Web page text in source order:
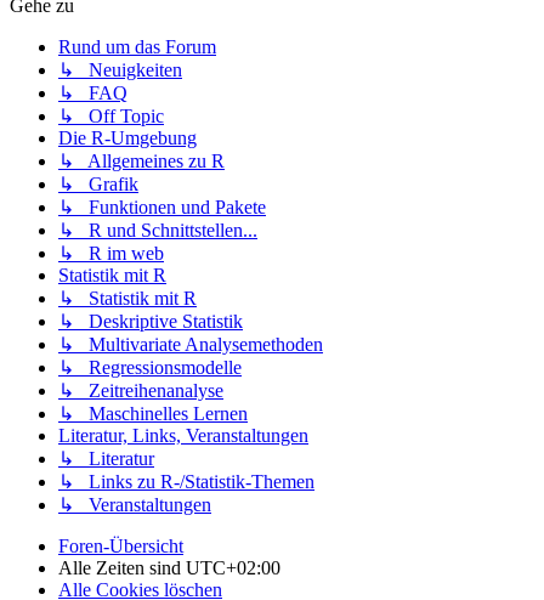
Gehe zu
Rund um das Forum
↳ Neuigkeiten
↳ FAQ
↳ Off Topic
Die R-Umgebung
↳ Allgemeines zu R
↳ Grafik
↳ Funktionen und Pakete
↳ R und Schnittstellen...
↳ R im web
Statistik mit R
↳ Statistik mit R
↳ Deskriptive Statistik
↳ Multivariate Analysemethoden
↳ Regressionsmodelle
↳ Zeitreihenanalyse
↳ Maschinelles Lernen
Literatur, Links, Veranstaltungen
↳ Literatur
↳ Links zu R-/Statistik-Themen
↳ Veranstaltungen
Foren-Übersicht
Alle Zeiten sind UTC+02:00
Alle Cookies löschen